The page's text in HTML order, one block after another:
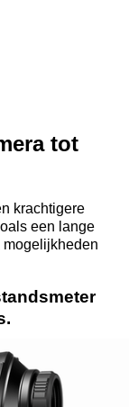
tot
krachtigere
een lange
mogelijkheden